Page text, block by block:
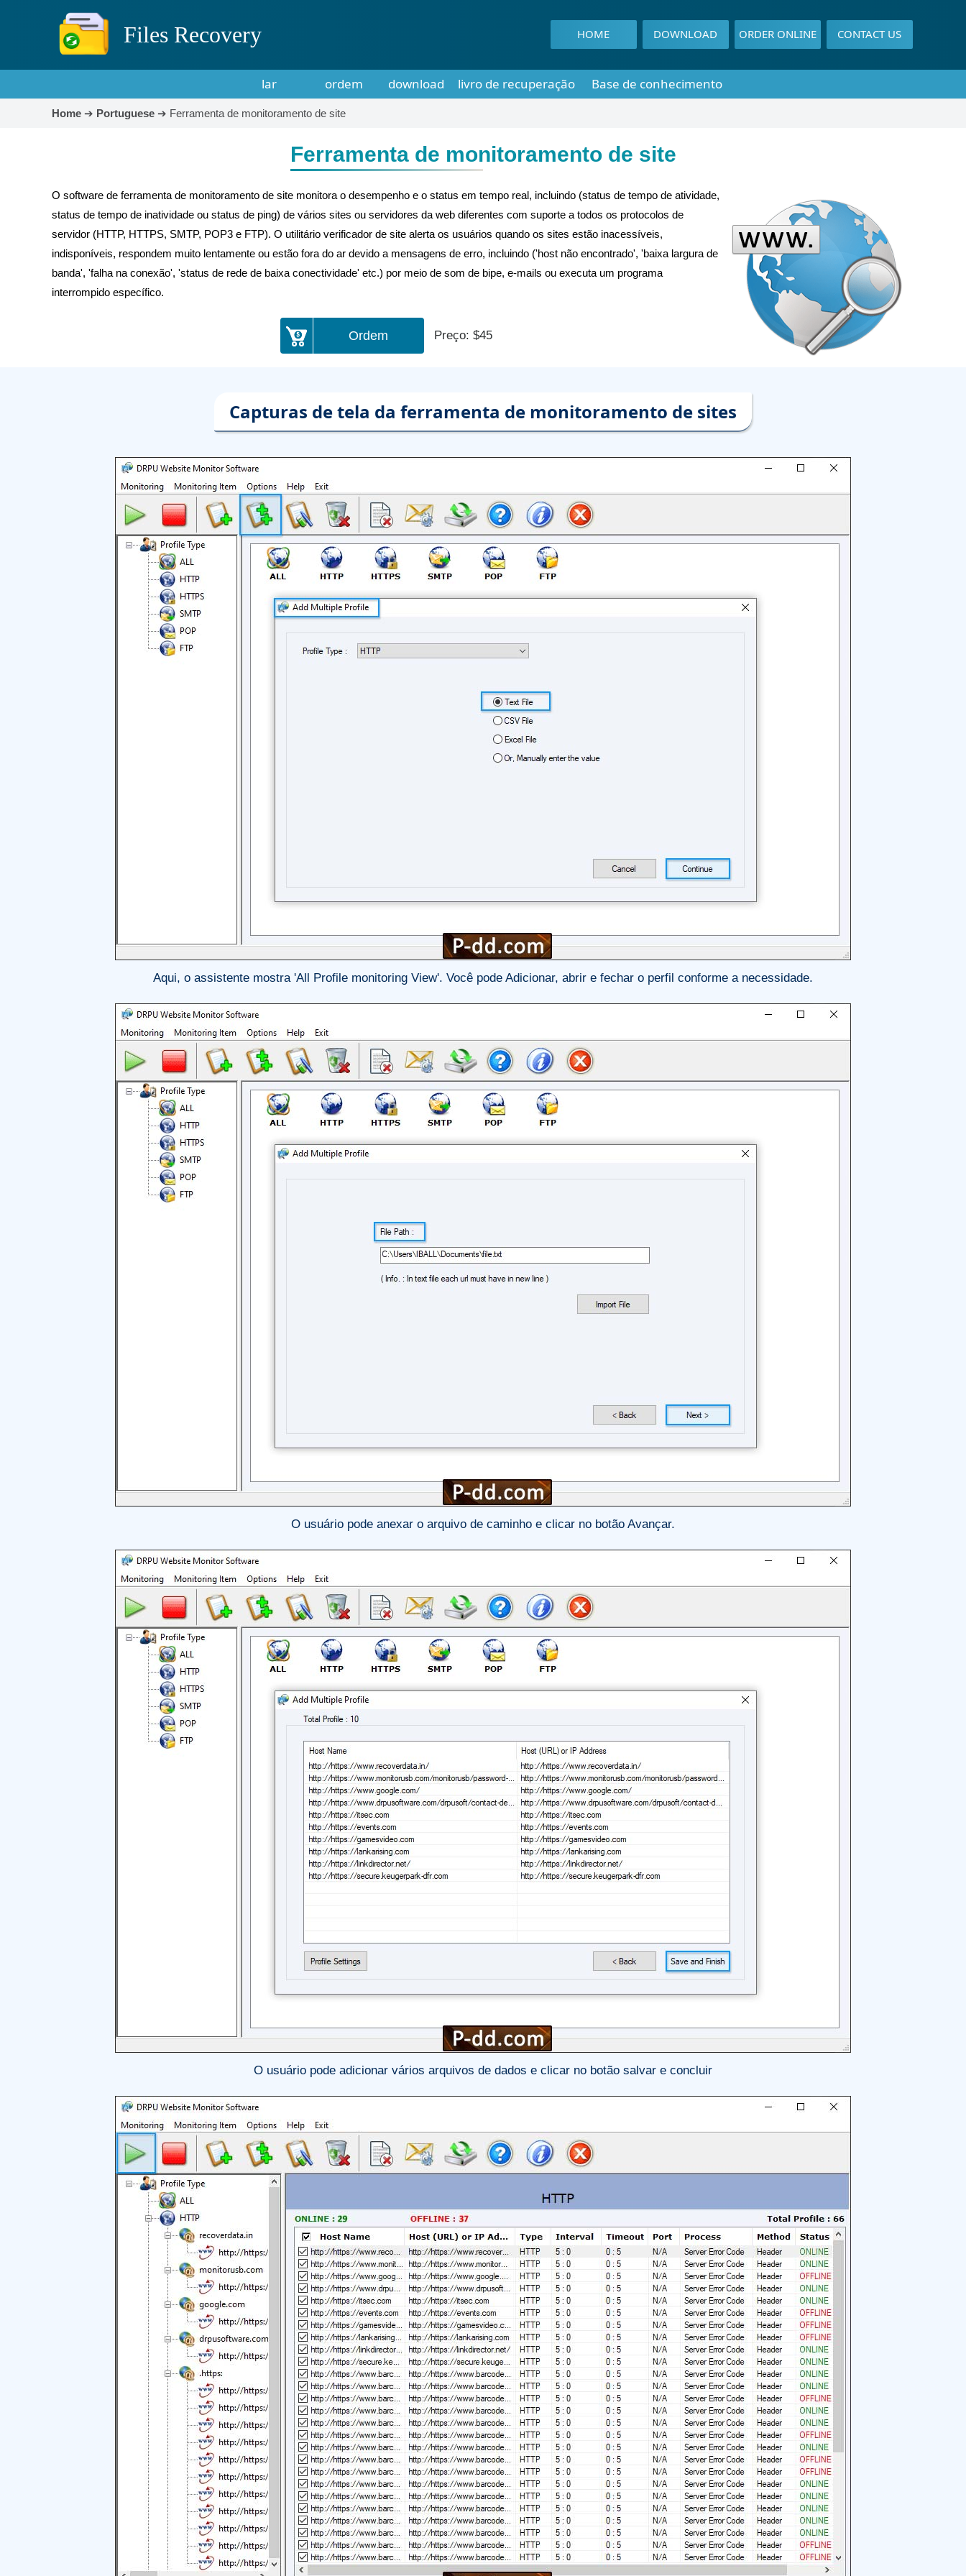
Files Recovery HOME DOWNLOAD ORDER ONLINE CONTACT US
lar ordem download livro de recuperação Base de conhecimento
Home➔ Portuguese➔ Ferramenta de monitoramento de site
Ferramenta de monitoramento de site
O software de ferramenta de monitoramento de site monitora o desempenho e o status em tempo real, incluindo (status de tempo de atividade,
status de tempo de inatividade ou status de ping) de vários sites ou servidores da web diferentes com suporte a todos os protocolos de
servidor (HTTP, HTTPS, SMTP, POP3 e FTP). O utilitário verificador de site alerta os usuários quando os sites estão inacessíveis,
indisponíveis, respondem muito lentamente ou estão fora do ar devido a mensagens de erro, incluindo ('host não encontrado', 'baixa largura de
banda', 'falha na conexão', 'status de rede de baixa conectividade' etc.) por meio de som de bipe, e-mails ou executa um programa
interrompido específico.
Ordem Preço: $45
Capturas de tela da ferramenta de monitoramento de sites
Aqui, o assistente mostra 'All Profile monitoring View'. Você pode Adicionar, abrir e fechar o perfil conforme a necessidade.
O usuário pode anexar o arquivo de caminho e clicar no botão Avançar.
O usuário pode adicionar vários arquivos de dados e clicar no botão salvar e concluir